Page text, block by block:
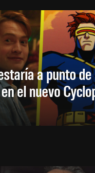
a punto de
el nuevo